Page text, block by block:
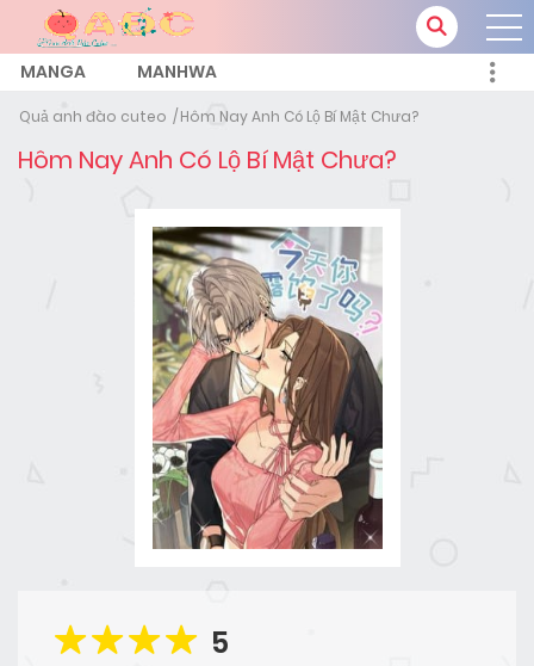
MANGA MANHWA
Quả anh đào cuteo Hôm Nay Anh Có Lộ Bí Mật Chưa?
Hôm Nay Anh Có Lộ Bí Mật Chưa?
5